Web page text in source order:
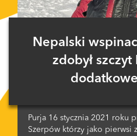
Nepalski
zdobył
Purja 16 stycznia 2021 roku
Szerpów którzy jako pierwsi